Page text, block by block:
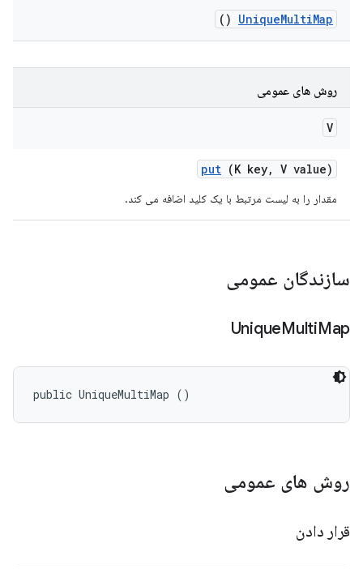
UniqueMultiMap
()
روش های عمومی
V
put (K key, V value)
مقدار را به لیست مرتبط با یک کلید اضافه می کند.
سازندگان عمومی
UniqueMultiMap
public UniqueMultiMap ()
روش های عمومی
قرار دادن